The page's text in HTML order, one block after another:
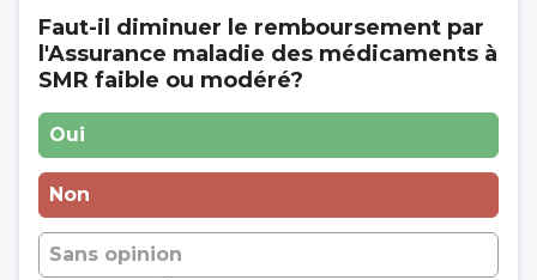
Faut-il diminuer le remboursement par
l'Assurance maladie des médicaments à
SMR faible ou modéré?
Oui
Non
Sans opinion